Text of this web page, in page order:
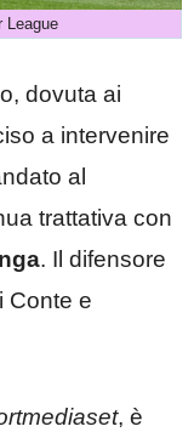
League
dovuta ai
a intervenire
al
trattativa con
. Il difensore
Conte e
, è